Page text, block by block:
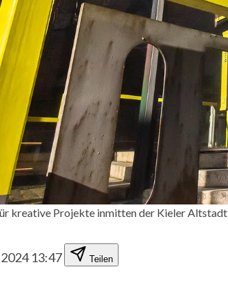
kreative Projekte inmitten der Kieler Altstadt
13:47 Teilen